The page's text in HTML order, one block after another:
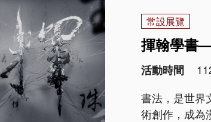
常設展覽
揮翰學書
活動時間
書法，是世界
術創作，成為